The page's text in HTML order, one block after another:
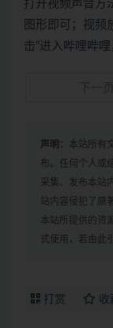
打开视频声音方
图形即可；视频
击“进入哔哩哔
声明： 本站所有
布。任何个人或
采集、发布本站
站内容侵犯了原
本站所提供的资
式使用，若由此
打赏 收